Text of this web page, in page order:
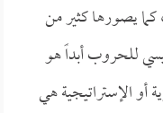
يصورها كثير من
للحروب أبداً هو
أو الإستراتيجية هي